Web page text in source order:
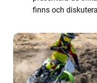
finns och
mätningar om
analys...